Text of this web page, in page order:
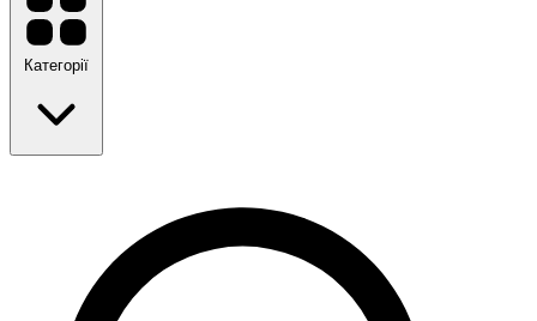
Категорії